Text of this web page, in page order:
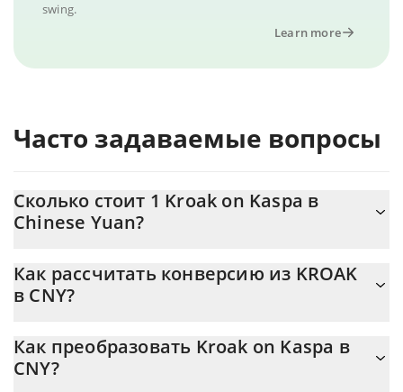
swing.
Learn more
Часто задаваемые вопросы
Сколько стоит 1 Kroak on Kaspa в
Chinese Yuan?
На данный момент 1 Kroak on Kaspa равно 0.00106493
Как рассчитать конверсию из KROAK
в CNY?
рассчитать цену конвертации KROAK в CNY, просто введя
сумму Kroak on Kaspa в соответствующее поле, и
Как преобразовать Kroak on Kaspa в
CNY?